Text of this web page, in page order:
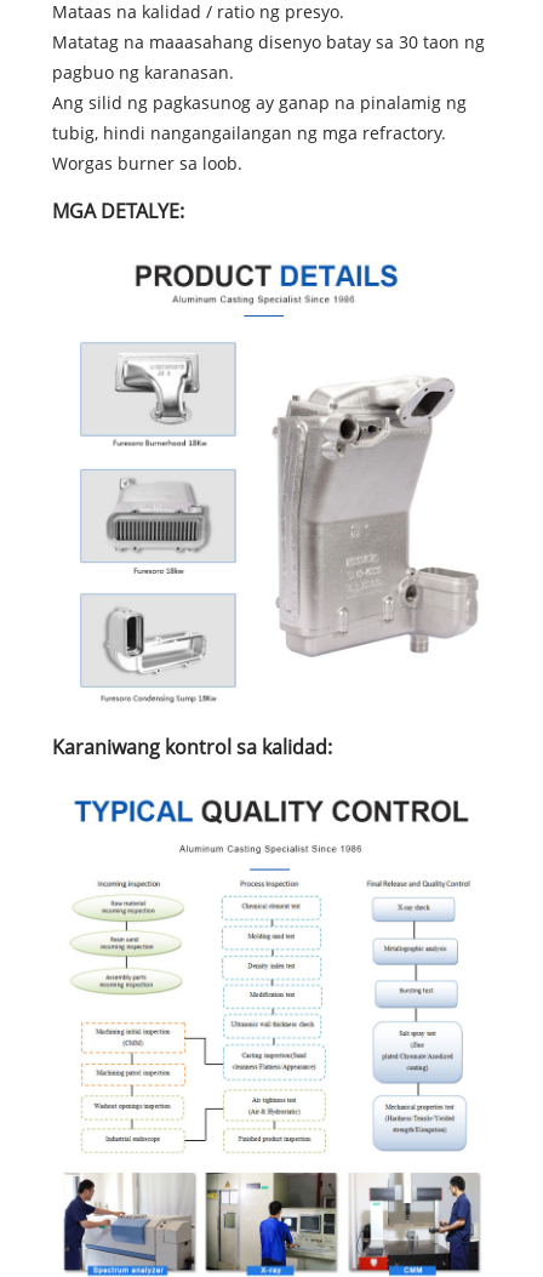
Mataas na kalidad / ratio ng presyo.
Matatag na maaasahang disenyo batay sa 30 taon ng
pagbuo ng karanasan.
Ang silid ng pagkasunog ay ganap na pinalamig ng
tubig, hindi nangangailangan ng mga refractory.
Worgas burner sa loob.
MGA DETALYE:
Karaniwang kontrol sa kalidad: